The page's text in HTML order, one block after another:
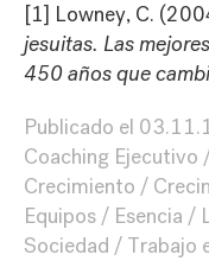
[1] Lowney, C.
jesuitas. Las
450 años que
Publicado el
Coaching Ejecutivo
Crecimiento
Equipos
Esencia
Sociedad
Trabajo